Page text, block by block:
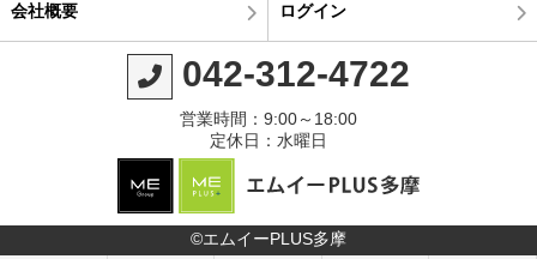
会社概要 ログイン
042-312-4722
営業時間：9:00～18:00
定休日：水曜日
©エムイーPLUS多摩